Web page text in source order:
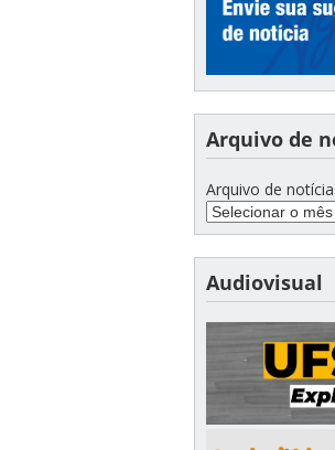
Arquivo de
Arquivo de
Audiovisual